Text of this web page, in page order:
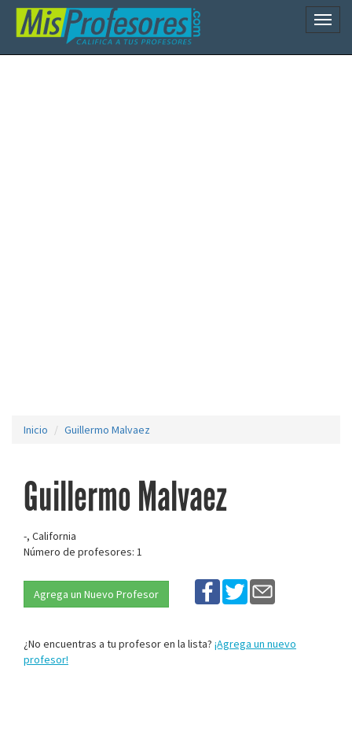
Inicio Guillermo Malvaez
Guillermo Malvaez
-, California
Número de profesores: 1
Agrega un Nuevo Profesor
¿No encuentras a tu profesor en la lista? ¡Agrega un nuevo
profesor!